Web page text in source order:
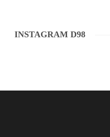
INSTAGRAM D98